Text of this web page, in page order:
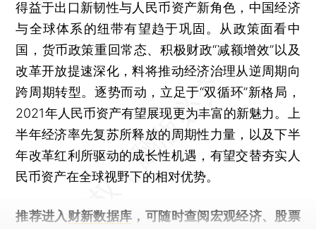
得益于出口新韧性与人民币资产新角色，中国经济
与全球体系的纽带有望趋于巩固。从政策面看中
国，货币政策重回常态、积极财政“减额增效”以及
改革开放提速深化，料将推动经济治理从逆周期向
跨周期转型。逐势而动，立足于“双循环”新格局，
2021年人民币资产有望展现更为丰富的新魅力。上
半年经济率先复苏所释放的周期性力量，以及下半
年改革红利所驱动的成长性机遇，有望交替夯实人
民币资产在全球视野下的相对优势。
推荐进入 财新数据库 ，可随时查阅宏观经济、股票